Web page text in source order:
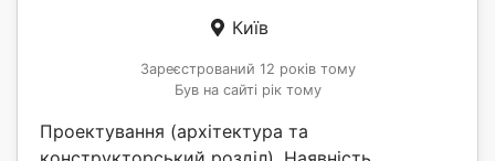
Київ
Зареєстрований 12 років тому
Був на сайті рік тому
Проектування (архітектура та